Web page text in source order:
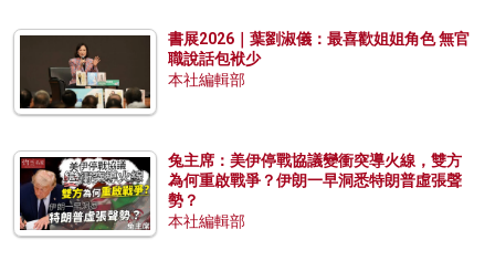
書展2026｜葉劉淑儀：最喜歡姐姐角色 無官
職說話包袱少
本社編輯部
兔主席：美伊停戰協議變衝突導火線，雙方
為何重啟戰爭？伊朗一早洞悉特朗普虛張聲
勢？
本社編輯部